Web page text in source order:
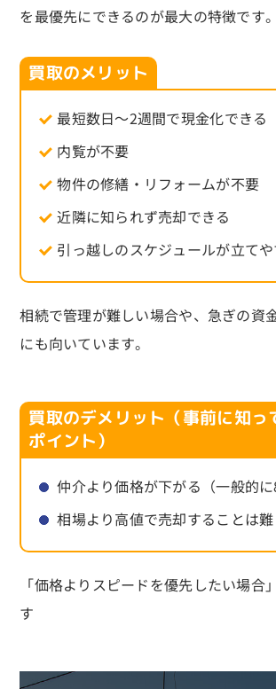
を最優先にできるのが最大の特徴です。
買取のメリット
最短数日〜2週間で現金化できる
内覧が不要
物件の修繕・リフォームが不要
近隣に知られず売却できる
引っ越しのスケジュールが立て
相続で管理が難しい場合や、急ぎの資
にも向いています。
買取のデメリット（事前に知っ
ポイント）
仲介より価格が下がる（一般的に
相場より高値で売却することは
「価格よりスピードを優先したい場合
す